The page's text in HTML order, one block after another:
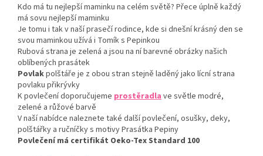
Kdo má tu nejlepší maminku na celém světě? Přece úplně každý
má sovu nejlepší maminku
Je tomu i tak v naší prasečí rodince, kde si dnešní krásný den se
svou maminkou užívá i Tomík s Pepinkou
Rubová strana je zelená a jsou na ní barevné obrázky našich
oblíbených prasátek
Povlakpolštáře je z obou stran stejně laděný jako lícní strana
povlaku přikrývky
K povlečení doporučujeme prostěradla ve světle modré,
zelené a růžové barvě
V naší nabídce naleznete také další povlečení, osušky, deky,
polštářky a ručníčky s motivy Prasátka Pepiny
Povlečení má certifikát Oeko-Tex Standard 100